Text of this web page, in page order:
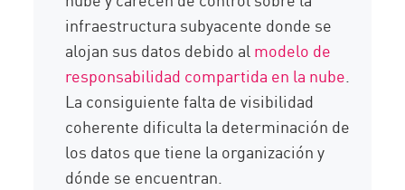
infraestructura subyacente donde se
alojan sus datos debido almodelo de
responsabilidad compartida en la nube.
La consiguiente falta de visibilidad
coherente dificulta la determinación de
los datos que tiene la organización y
dónde se encuentran.